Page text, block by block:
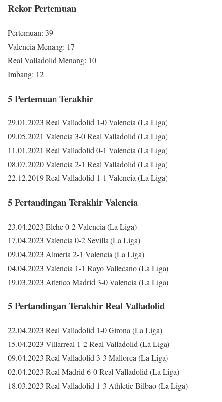
Rekor Pertemuan
Pertemuan: 39
Valencia Menang: 17
Real Valladolid Menang: 10
Imbang: 12
5 Pertemuan Terakhir
29.01.2023 Real Valladolid 1-0 Valencia (La Liga)
09.05.2021 Valencia 3-0 Real Valladolid (La Liga)
11.01.2021 Real Valladolid 0-1 Valencia (La Liga)
08.07.2020 Valencia 2-1 Real Valladolid (La Liga)
22.12.2019 Real Valladolid 1-1 Valencia (La Liga)
5 Pertandingan Terakhir Valencia
23.04.2023 Elche 0-2 Valencia (La Liga)
17.04.2023 Valencia 0-2 Sevilla (La Liga)
09.04.2023 Almeria 2-1 Valencia (La Liga)
04.04.2023 Valencia 1-1 Rayo Vallecano (La Liga)
19.03.2023 Atletico Madrid 3-0 Valencia (La Liga)
5 Pertandingan Terakhir Real Valladolid
22.04.2023 Real Valladolid 1-0 Girona (La Liga)
15.04.2023 Villarreal 1-2 Real Valladolid (La Liga)
09.04.2023 Real Valladolid 3-3 Mallorca (La Liga)
02.04.2023 Real Madrid 6-0 Real Valladolid (La Liga)
18.03.2023 Real Valladolid 1-3 Athletic Bilbao (La Liga)